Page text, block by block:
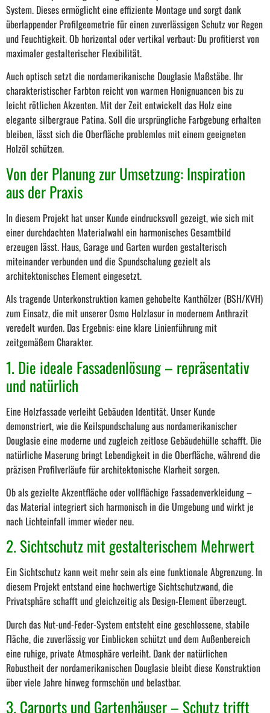
System. Dieses ermöglicht eine effiziente Montage und sorgt dank
überlappender Profilgeometrie für einen zuverlässigen Schutz vor Regen
und Feuchtigkeit. Ob horizontal oder vertikal verbaut: Du profitierst von
maximaler gestalterischer Flexibilität.
Auch optisch setzt die nordamerikanische Douglasie Maßstäbe. Ihr
charakteristischer Farbton reicht von warmen Honignuancen bis zu
leicht rötlichen Akzenten. Mit der Zeit entwickelt das Holz eine
elegante silbergraue Patina. Soll die ursprüngliche Farbgebung erhalten
bleiben, lässt sich die Oberfläche problemlos mit einem geeigneten
Holzöl schützen.
Von der Planung zur Umsetzung: Inspiration
aus der Praxis
In diesem Projekt hat unser Kunde eindrucksvoll gezeigt, wie sich mit
einer durchdachten Materialwahl ein harmonisches Gesamtbild
erzeugen lässt. Haus, Garage und Garten wurden gestalterisch
miteinander verbunden und die Spundschalung gezielt als
architektonisches Element eingesetzt.
Als tragende Unterkonstruktion kamen gehobelte Kanthölzer (BSH/KVH)
zum Einsatz, die mit unserer Osmo Holzlasur in modernem Anthrazit
veredelt wurden. Das Ergebnis: eine klare Linienführung mit
zeitgemäßem Charakter.
1. Die ideale Fassadenlösung – repräsentativ
und natürlich
Eine Holzfassade verleiht Gebäuden Identität. Unser Kunde
demonstriert, wie die Keilspundschalung aus nordamerikanischer
Douglasie eine moderne und zugleich zeitlose Gebäudehülle schafft. Die
natürliche Maserung bringt Lebendigkeit in die Oberfläche, während die
präzisen Profilverläufe für architektonische Klarheit sorgen.
Ob als gezielte Akzentfläche oder vollflächige Fassadenverkleidung –
das Material integriert sich harmonisch in die Umgebung und wirkt je
nach Lichteinfall immer wieder neu.
2. Sichtschutz mit gestalterischem Mehrwert
Ein Sichtschutz kann weit mehr sein als eine funktionale Abgrenzung. In
diesem Projekt entstand eine hochwertige Sichtschutzwand, die
Privatsphäre schafft und gleichzeitig als Design-Element überzeugt.
Durch das Nut-und-Feder-System entsteht eine geschlossene, stabile
Fläche, die zuverlässig vor Einblicken schützt und dem Außenbereich
eine ruhige, private Atmosphäre verleiht. Dank der natürlichen
Robustheit der nordamerikanischen Douglasie bleibt diese Konstruktion
über viele Jahre hinweg formschön und belastbar.
3. Carports und Gartenhäuser – Schutz trifft